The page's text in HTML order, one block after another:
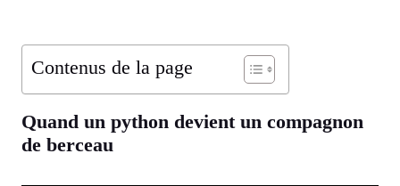
Contenus de la page
Quand un python devient un compagnon
de berceau